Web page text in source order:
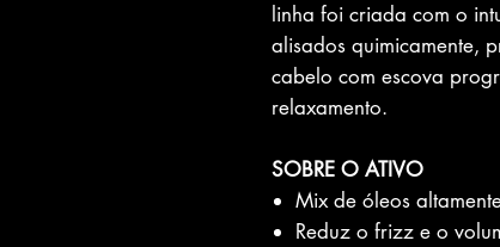
linha foi criada com o
alisados quimicamente,
cabelo com escova
relaxamento.
SOBRE O ATIVO
Mix de óleos
Reduz o frizz e o